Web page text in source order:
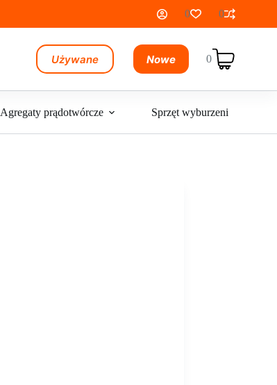
0 0
Używane Nowe Koszyk
0
Agregaty prądotwórcze Sprzęt wyburzeniowy